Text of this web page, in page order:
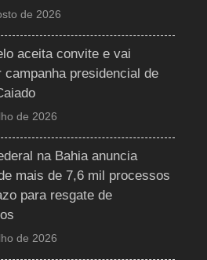
de 2026
aceita convite e vai
campanha presidencial de
de 2026
na Bahia anuncia
mais de 7,6 mil processos
para resgate de
de 2026